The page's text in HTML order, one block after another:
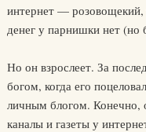
интернет —
денег у парнишки нет (но
Но он взрослеет. За
богом, когда его
личным блогом. Конечно,
каналы и газеты у